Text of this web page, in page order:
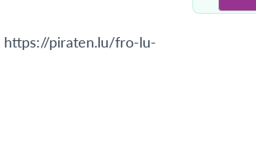
https://piraten.lu/fro-lu-